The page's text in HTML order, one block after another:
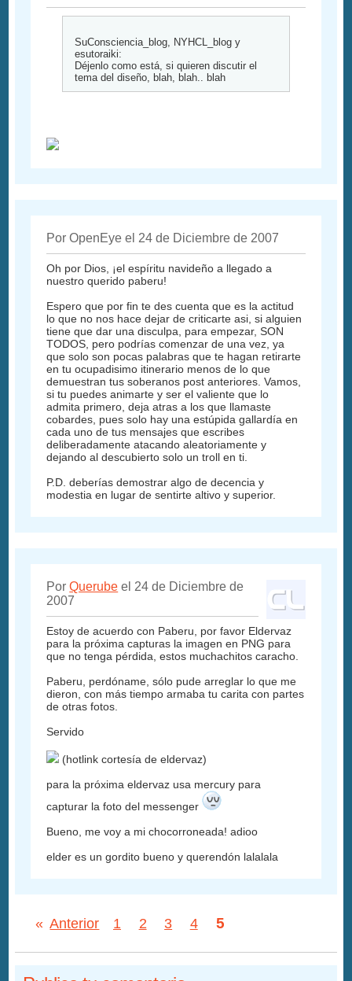
SuConsciencia_blog, NYHCL_blog y
esutoraiki:
Déjenlo como está, si quieren discutir el
tema del diseño, blah, blah.. blah
Por OpenEye el 24 de Diciembre de 2007
Oh por Dios, ¡el espíritu navideño a llegado a
nuestro querido paberu!
Espero que por fin te des cuenta que es la actitud
lo que no nos hace dejar de criticarte asi, si alguien
tiene que dar una disculpa, para empezar, SON
TODOS, pero podrías comenzar de una vez, ya
que solo son pocas palabras que te hagan retirarte
en tu ocupadisimo itinerario menos de lo que
demuestran tus soberanos post anteriores. Vamos,
si tu puedes animarte y ser el valiente que lo
admita primero, deja atras a los que llamaste
cobardes, pues solo hay una estúpida gallardía en
cada uno de tus mensajes que escribes
deliberadamente atacando aleatoriamente y
dejando al descubierto solo un troll en ti.
P.D. deberías demostrar algo de decencia y
modestia en lugar de sentirte altivo y superior.
PorQuerube el 24 de Diciembre de
2007
Estoy de acuerdo con Paberu, por favor Eldervaz
para la próxima capturas la imagen en PNG para
que no tenga pérdida, estos muchachitos caracho.
Paberu, perdóname, sólo pude arreglar lo que me
dieron, con más tiempo armaba tu carita con partes
de otras fotos.
Servido
(hotlink cortesía de eldervaz)
para la próxima eldervaz usa mercury para
capturar la foto del messenger
Bueno, me voy a mi chocorroneada! adioo
elder es un gordito bueno y querendón lalalala
« Anterior 1 2 3 4 5